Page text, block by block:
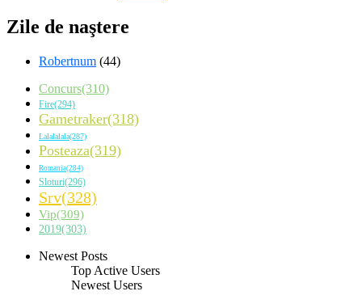
Zile de naştere
Robertnum (44)
Concurs(310)
Fire(294)
Gametraker(318)
Lalalalala(287)
Posteaza(319)
Romania(284)
Sloturi(296)
Srv(328)
Vip(309)
2019(303)
Newest Posts
Top Active Users
Newest Users